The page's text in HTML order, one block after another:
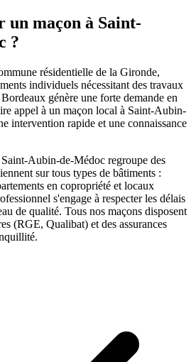
un maçon à Saint-
?
résidentielle de la Gironde,
individuels nécessitant des travaux
génère une forte demande en
appel à un maçon local à Saint-Aubin-
intervention rapide et une connaissance
Saint-Aubin-de-Médoc regroupe des
sur tous types de bâtiments :
en copropriété et locaux
s'engage à respecter les délais
de qualité. Tous nos maçons disposent
(RGE, Qualibat) et des assurances